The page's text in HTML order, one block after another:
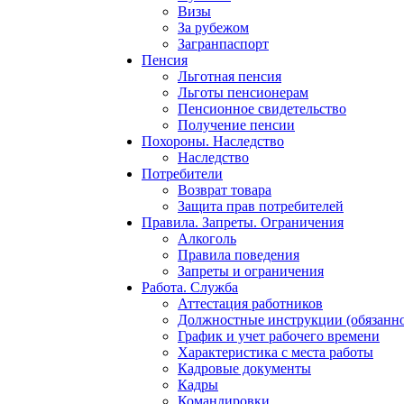
Визы
За рубежом
Загранпаспорт
Пенсия
Льготная пенсия
Льготы пенсионерам
Пенсионное свидетельство
Получение пенсии
Похороны. Наследство
Наследство
Потребители
Возврат товара
Защита прав потребителей
Правила. Запреты. Ограничения
Алкоголь
Правила поведения
Запреты и ограничения
Работа. Служба
Аттестация работников
Должностные инструкции
График и учет рабочего времени
Характеристика с места работы
Кадровые документы
Кадры
Командировки